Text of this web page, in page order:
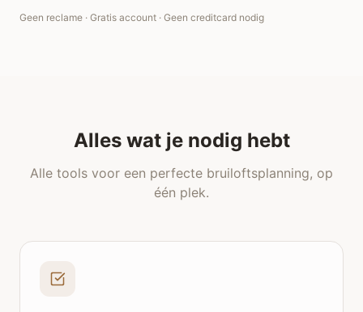
Geen reclame · Gratis account · Geen creditcard nodig
Alles wat je nodig hebt
Alle tools voor een perfecte bruiloftsplanning, op
één plek.